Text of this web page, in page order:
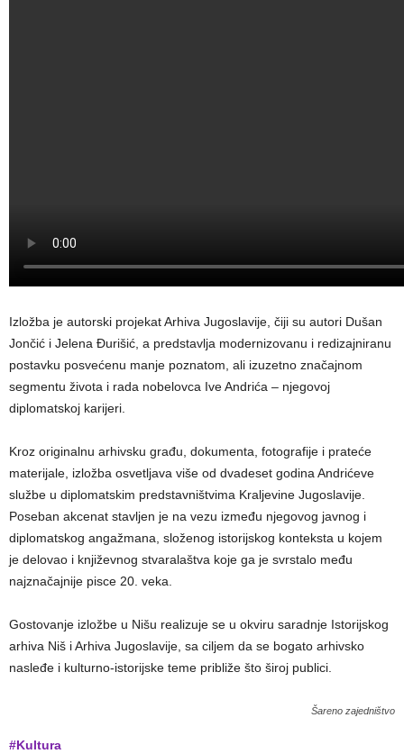
Izložba je autorski projekat Arhiva Jugoslavije, čiji su autori Dušan
Jončić i Jelena Đurišić, a predstavlja modernizovanu i redizajniranu
postavku posvećenu manje poznatom, ali izuzetno značajnom
segmentu života i rada nobelovca Ive Andrića – njegovoj
diplomatskoj karijeri.
Kroz originalnu arhivsku građu, dokumenta, fotografije i prateće
materijale, izložba osvetljava više od dvadeset godina Andrićeve
službe u diplomatskim predstavništvima Kraljevine Jugoslavije.
Poseban akcenat stavljen je na vezu između njegovog javnog i
diplomatskog angažmana, složenog istorijskog konteksta u kojem
je delovao i književnog stvaralaštva koje ga je svrstalo među
najznačajnije pisce 20. veka.
Gostovanje izložbe u Nišu realizuje se u okviru saradnje Istorijskog
arhiva Niš i Arhiva Jugoslavije, sa ciljem da se bogato arhivsko
nasleđe i kulturno-istorijske teme približe što široj publici.
Šareno zajedništvo
#Kultura